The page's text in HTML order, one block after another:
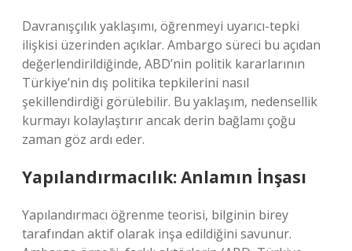
Davranışçılık yaklaşımı, öğrenmeyi uyarıcı-tepki
ilişkisi üzerinden açıklar. Ambargo süreci bu açıdan
değerlendirildiğinde, ABD’nin politik kararlarının
Türkiye’nin dış politika tepkilerini nasıl
şekillendirdiği görülebilir. Bu yaklaşım, nedensellik
kurmayı kolaylaştırır ancak derin bağlamı çoğu
zaman göz ardı eder.
Yapılandırmacılık: Anlamın İnşası
Yapılandırmacı öğrenme teorisi, bilginin birey
tarafından aktif olarak inşa edildiğini savunur.